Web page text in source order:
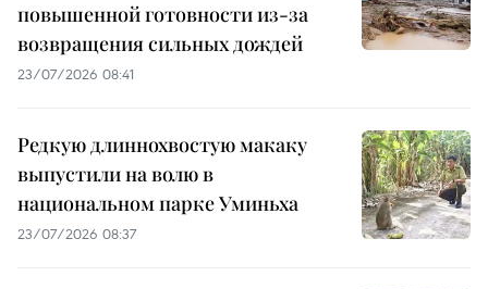
повышенной готовности из-за
возвращения сильных дождей
23/07/2026 08:41
Редкую длиннохвостую макаку
выпустили на волю в
национальном парке Уминьха
23/07/2026 08:37